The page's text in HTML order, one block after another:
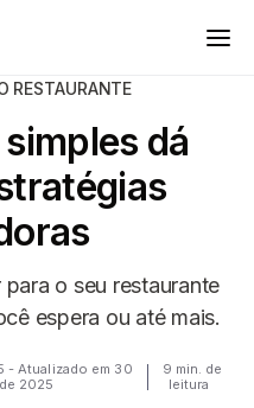
RESTAURANTE
dá
o seu restaurante
espera ou até mais.
- Atualizado em 30
2025
9 min. de
leitura